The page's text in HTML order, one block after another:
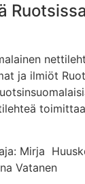
ja ilmiöt
Mirja
Vatanen